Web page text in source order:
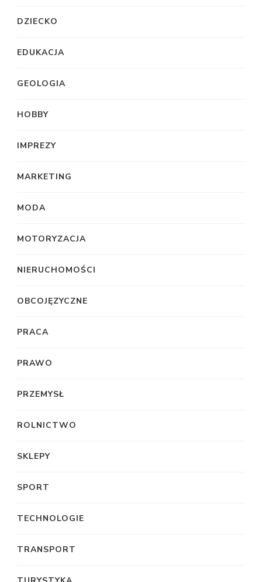
DZIECKO
EDUKACJA
GEOLOGIA
HOBBY
IMPREZY
MARKETING
MODA
MOTORYZACJA
NIERUCHOMOŚCI
OBCOJĘZYCZNE
PRACA
PRAWO
PRZEMYSŁ
ROLNICTWO
SKLEPY
SPORT
TECHNOLOGIE
TRANSPORT